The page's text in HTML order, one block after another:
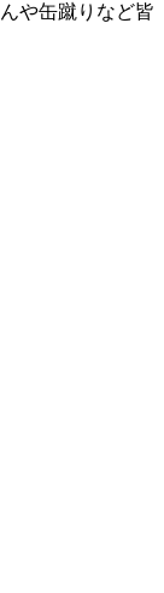
や缶蹴りなど皆